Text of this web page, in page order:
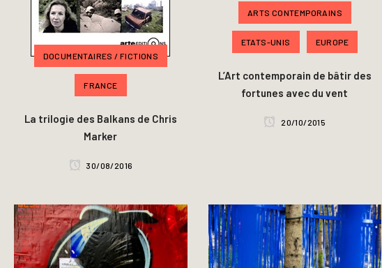
DOCUMENTAIRES / FICTIONS
FRANCE
La trilogie des Balkans de Chris
Marker
30/08/2016
ARTS CONTEMPORAINS
ETATS-UNIS EUROPE
L’Art contemporain de bâtir des
fortunes avec du vent
20/10/2015